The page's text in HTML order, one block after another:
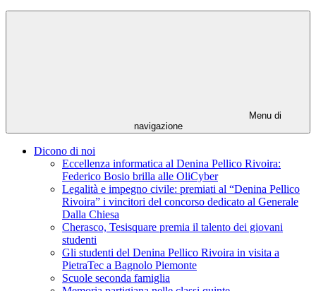
Menu di
navigazione
Dicono di noi
Eccellenza informatica al Denina Pellico Rivoira:
Federico Bosio brilla alle OliCyber
Legalità e impegno civile: premiati al “Denina Pellico
Rivoira” i vincitori del concorso dedicato al Generale
Dalla Chiesa
Cherasco, Tesisquare premia il talento dei giovani
studenti
Gli studenti del Denina Pellico Rivoira in visita a
PietraTec a Bagnolo Piemonte
Scuole seconda famiglia